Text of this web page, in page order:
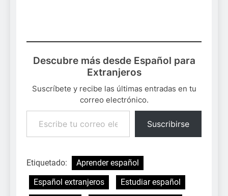
Descubre más desde Español para
Extranjeros
Suscríbete y recibe las últimas entradas en tu
correo electrónico.
Escribe tu correo electrónico…
Suscribirse
Etiquetado:
Aprender español
Español extranjeros
Estudiar español